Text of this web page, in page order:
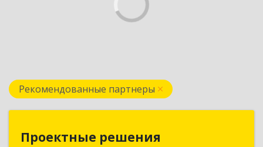
Рекомендованные партнеры
Проектные решения